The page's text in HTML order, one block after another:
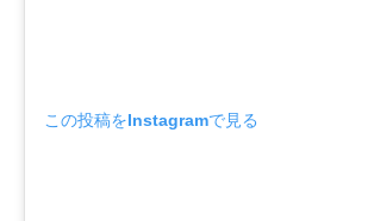
この投稿をInstagramで見る